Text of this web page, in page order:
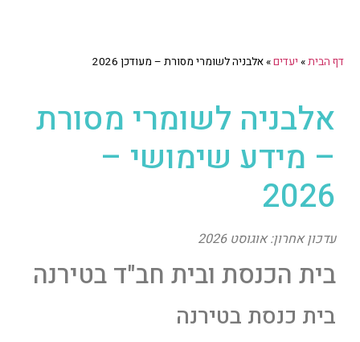
דף הבית» יעדים»אלבניה לשומרי מסורת – מעודכן 2026
אלבניה לשומרי מסורת
– מידע שימושי –
2026
עדכון אחרון: אוגוסט 2026
בית הכנסת ובית חב"ד בטירנה
בית כנסת בטירנה